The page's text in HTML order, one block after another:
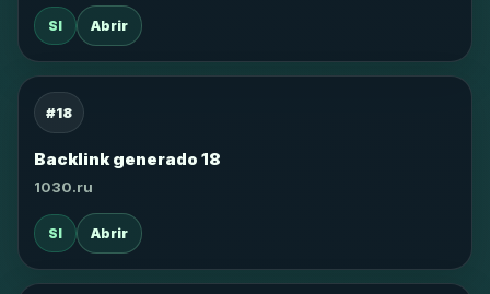
SI Abrir
#18
Backlink generado 18
1030.ru
SI Abrir